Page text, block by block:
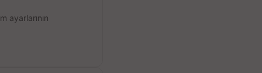
ayarlarının